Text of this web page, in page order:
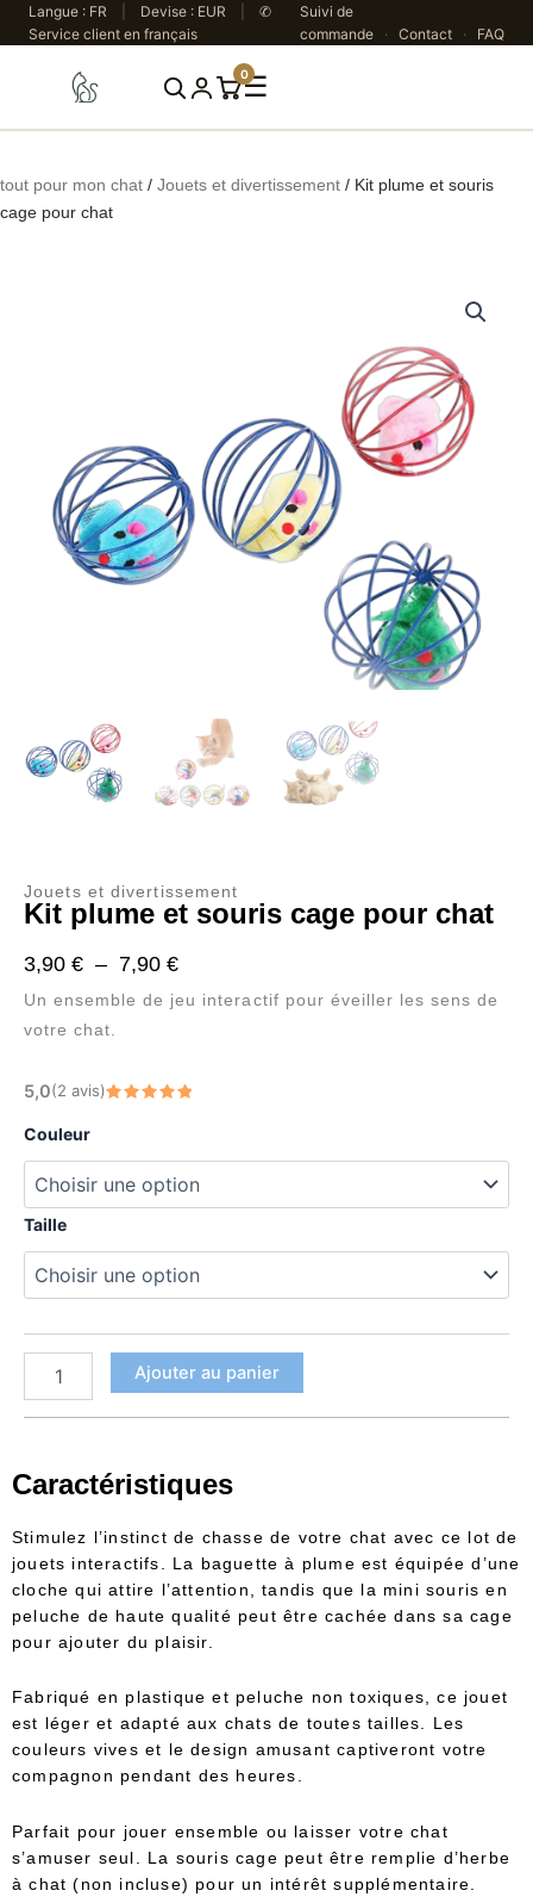
Langue : FR Devise : EUR
✆
Service client en français
Suivi de
commande
· Contact · FAQ
0☰
Aller
au
tout pour mon chat / Jouets et divertissement / Kit plume et souris
cage pour chat
Jouets et divertissement
Kit plume et souris cage pour chat
3,90 € – 7,90 €Plage
de
à
Un ensemble de jeu interactif pour éveiller les sens de
votre chat.
5,0(2 avis)
Couleur
Taille
quantité
Kit
plume
et
souris
cage
pour
chat
Ajouter au panier
Caractéristiques
Stimulez l’instinct de chasse de votre chat avec ce lot de
jouets interactifs. La baguette à plume est équipée d’une
cloche qui attire l’attention, tandis que la mini souris en
peluche de haute qualité peut être cachée dans sa cage
pour ajouter du plaisir.
Fabriqué en plastique et peluche non toxiques, ce jouet
est léger et adapté aux chats de toutes tailles. Les
couleurs vives et le design amusant captiveront votre
compagnon pendant des heures.
Parfait pour jouer ensemble ou laisser votre chat
s’amuser seul. La souris cage peut être remplie d’herbe
à chat (non incluse) pour un intérêt supplémentaire.